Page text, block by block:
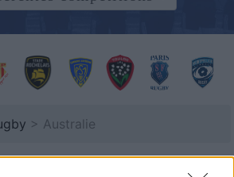
> Australie